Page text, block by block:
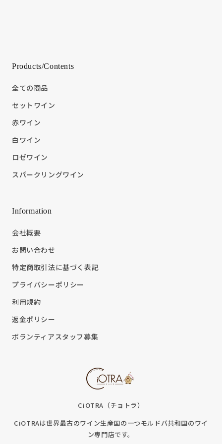
Products/Contents
全ての商品
セットワイン
赤ワイン
白ワイン
ロゼワイン
スパークリングワイン
Information
会社概要
お問い合わせ
特定商取引法に基づく表記
プライバシーポリシー
利用規約
返金ポリシー
ボランティアスタッフ募集
CiOTRA（チョトラ）
CiOTRAは世界最古のワイン生産国の一つモルドバ共和国のワイ
ン専門店です。